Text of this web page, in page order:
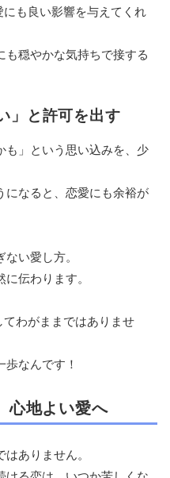
にも良い影響を与えてくれ
も穏やかな気持ちで接する
」と許可を出す
も」という思い込みを、少
になると、恋愛にも余裕が
い愛し方。
伝わります。
てわがままではありませ
なんです！
心地よい愛へ
ありません。